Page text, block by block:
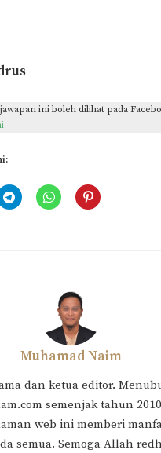
ini boleh dilihat pada
Muhamad Naim
dan ketua editor.
semenjak tahun
web ini memberi
semua. Semoga Allah